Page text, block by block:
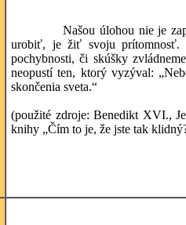
Našou úlohou nie je
urobiť, je žiť svoju prítomnosť.
pochybnosti, či skúšky
neopustí ten, ktorý vyzýval:
skončenia sveta.“
(použité zdroje: Benedikt XVI.,
knihy „Čím to je, že jste tak